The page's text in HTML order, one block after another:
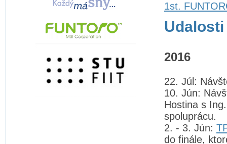
1st.
Udalosti
2016
22. Júl:
10. Jún:
Hostina s
spoluprácu.
2. - 3. Jún:
do finále,